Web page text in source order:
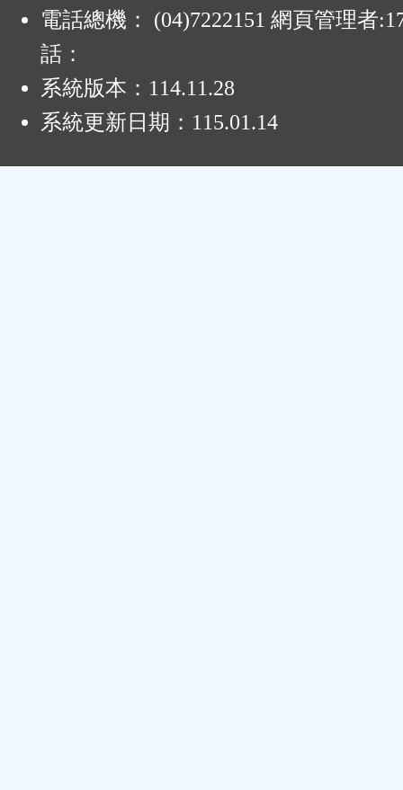
電話總機： (04)7222151 網頁管理者
話：
系統版本： 114.11.28
系統更新日期： 115.01.14